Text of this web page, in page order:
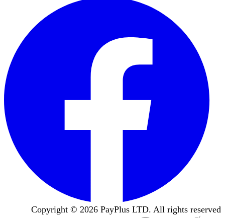
Copyright © 2026 PayPlus LTD. All rights reserved